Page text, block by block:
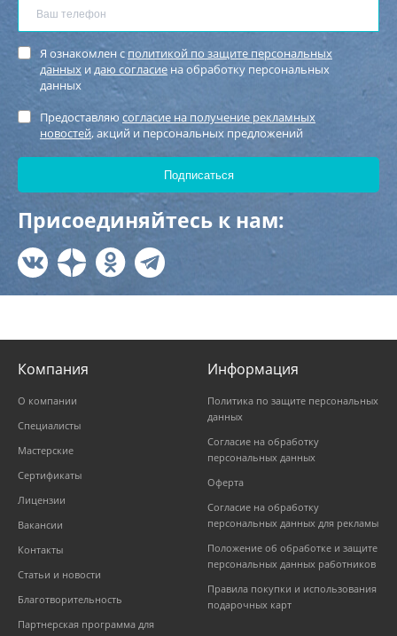
Я ознакомлен с политикой по защите персональных
данных и даю согласие на обработку персональных
данных
Предоставляю согласие на получение рекламных
новостей, акций и персональных предложений
Присоединяйтесь к нам:
Компания
О компании
Специалисты
Мастерские
Сертификаты
Лицензии
Вакансии
Контакты
Статьи и новости
Благотворительность
Партнерская программа для
Информация
Политика по защите персональных
данных
Согласие на обработку
персональных данных
Оферта
Согласие на обработку
персональных данных для рекламы
Положение об обработке и защите
персональных данных работников
Правила покупки и использования
подарочных карт